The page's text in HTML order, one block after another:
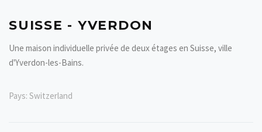
SUISSE - YVERDON
Une maison individuelle privée de deux étages en Suisse, ville
d'Yverdon-les-Bains.
Pays: Switzerland